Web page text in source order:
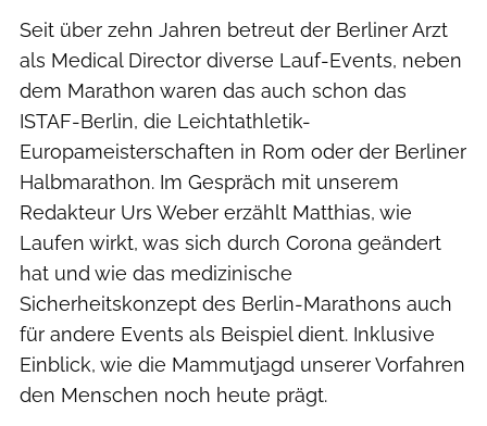
Seit über zehn Jahren betreut der Berliner Arzt
als Medical Director diverse Lauf-Events, neben
dem Marathon waren das auch schon das
ISTAF-Berlin, die Leichtathletik-
Europameisterschaften in Rom oder der Berliner
Halbmarathon. Im Gespräch mit unserem
Redakteur Urs Weber erzählt Matthias, wie
Laufen wirkt, was sich durch Corona geändert
hat und wie das medizinische
Sicherheitskonzept des Berlin-Marathons auch
für andere Events als Beispiel dient. Inklusive
Einblick, wie die Mammutjagd unserer Vorfahren
den Menschen noch heute prägt.